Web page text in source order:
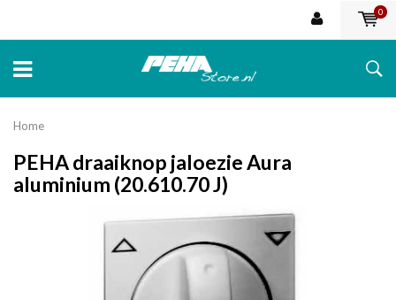
0
Home
PEHA draaiknop jaloezie Aura
aluminium (20.610.70 J)